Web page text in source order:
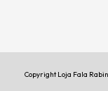
Copyright Loja Fala